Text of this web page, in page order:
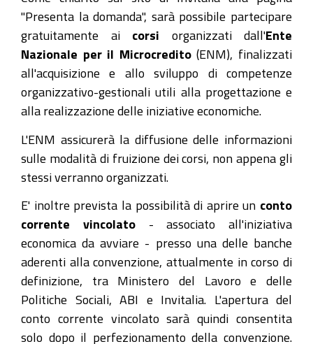
"Presenta la domanda", sarà possibile partecipare
gratuitamente ai corsi organizzati dall'Ente
Nazionale per il Microcredito(ENM), finalizzati
all'acquisizione e allo sviluppo di competenze
organizzativo-gestionali utili alla progettazione e
alla realizzazione delle iniziative economiche.
L'ENM assicurerà la diffusione delle informazioni
sulle modalità di fruizione dei corsi, non appena gli
stessi verranno organizzati.
E' inoltre prevista la possibilità di aprire un conto
corrente vincolato- associato all'iniziativa
economica da avviare - presso una delle banche
aderenti alla convenzione, attualmente in corso di
definizione, tra Ministero del Lavoro e delle
Politiche Sociali, ABI e Invitalia. L'apertura del
conto corrente vincolato sarà quindi consentita
solo dopo il perfezionamento della convenzione.